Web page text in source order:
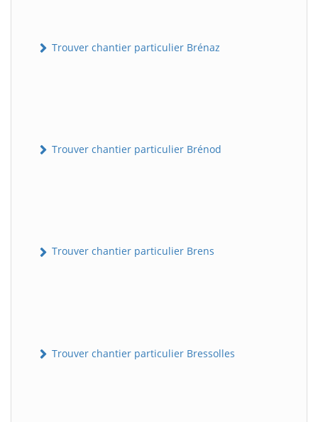
Trouver chantier particulier Brénaz
Trouver chantier particulier Brénod
Trouver chantier particulier Brens
Trouver chantier particulier Bressolles